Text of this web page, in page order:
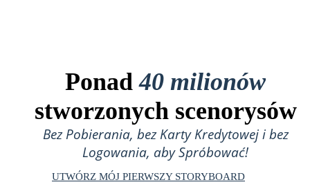
Ponad40 milionów
stworzonych scenorysów
Bez Pobierania, bez Karty Kredytowej i bez
Logowania, aby Spróbować!
UTWÓRZ MÓJ PIERWSZY STORYBOARD